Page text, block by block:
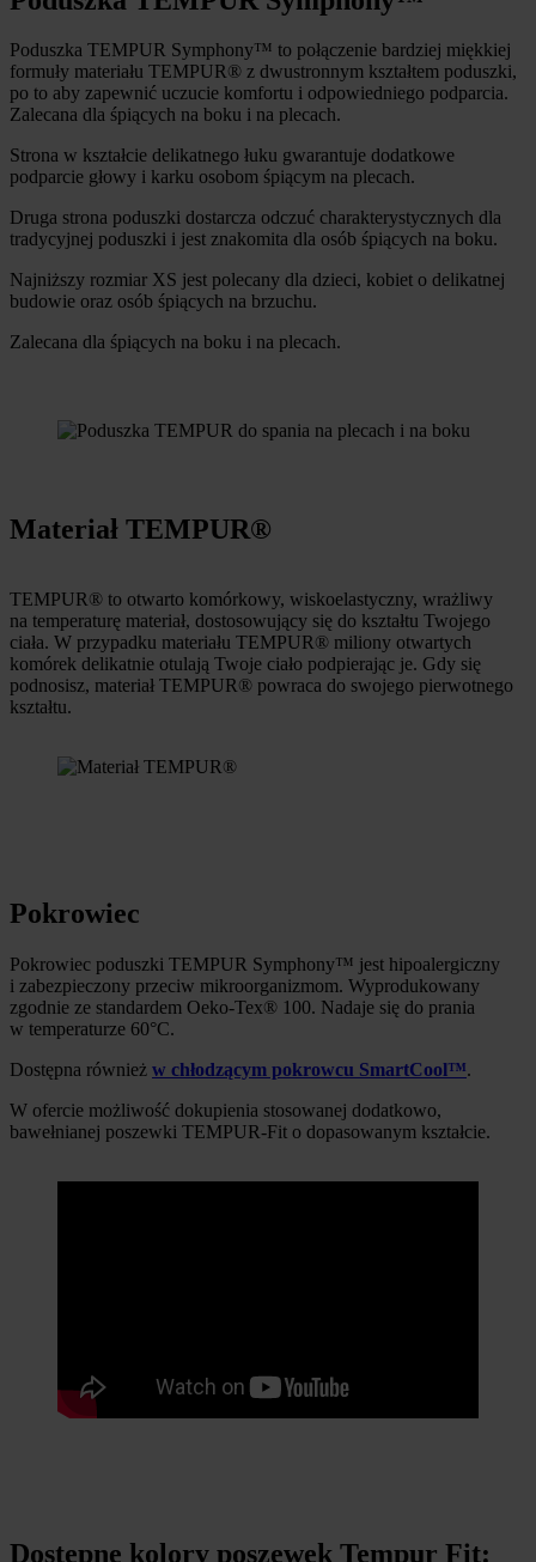
Poduszka TEMPUR Symphony™ to połączenie bardziej miękkiej
formuły materiału TEMPUR® z dwustronnym kształtem poduszki,
po to aby zapewnić uczucie komfortu i odpowiedniego podparcia.
Zalecana dla śpiących na boku i na plecach.
Strona w kształcie delikatnego łuku gwarantuje dodatkowe
podparcie głowy i karku osobom śpiącym na plecach.
Druga strona poduszki dostarcza odczuć charakterystycznych dla
tradycyjnej poduszki i jest znakomita dla osób śpiących na boku.
Najniższy rozmiar XS jest polecany dla dzieci, kobiet o delikatnej
budowie oraz osób śpiących na brzuchu.
Zalecana dla śpiących na boku i na plecach.
Materiał TEMPUR®
TEMPUR® to otwarto komórkowy, wiskoelastyczny, wrażliwy
na temperaturę materiał, dostosowujący się do kształtu Twojego
ciała. W przypadku materiału TEMPUR® miliony otwartych
komórek delikatnie otulają Twoje ciało podpierając je. Gdy się
podnosisz, materiał TEMPUR® powraca do swojego pierwotnego
kształtu.
Pokrowiec
Pokrowiec poduszki TEMPUR Symphony™ jest hipoalergiczny
i zabezpieczony przeciw mikroorganizmom. Wyprodukowany
zgodnie ze standardem Oeko-Tex® 100. Nadaje się do prania
w temperaturze 60°C.
Dostępna również w chłodzącym pokrowcu SmartCool™.
W ofercie możliwość dokupienia stosowanej dodatkowo,
bawełnianej poszewki TEMPUR-Fit o dopasowanym kształcie.
Dostępne kolory poszewek Tempur Fit: